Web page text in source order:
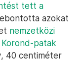
tett a
azokat
nemzetközi
patak
40 centiméter